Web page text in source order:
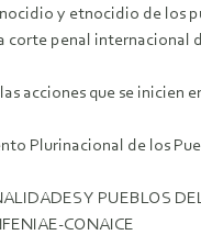
y etnocidio de los
corte penal internacional
acciones que se
Plurinacional de los
Y PUEBLOS
CONAICE